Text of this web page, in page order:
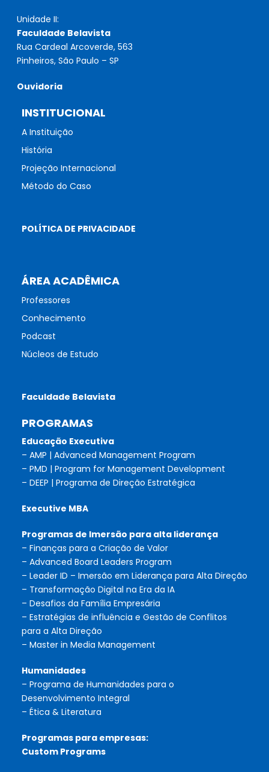
Unidade II:
Faculdade Belavista
Rua Cardeal Arcoverde, 563
Pinheiros, São Paulo – SP
Ouvidoria
INSTITUCIONAL
A Instituição
História
Projeção Internacional
Método do Caso
POLÍTICA DE PRIVACIDADE
ÁREA ACADÊMICA
Professores
Conhecimento
Podcast
Núcleos de Estudo
Faculdade Belavista
PROGRAMAS
Educação Executiva
– AMP | Advanced Management Program
– PMD | Program for Management Development
– DEEP | Programa de Direção Estratégica
Executive MBA
Programas de Imersão para alta liderança
– Finanças para a Criação de Valor
– Advanced Board Leaders Program
– Leader ID – Imersão em Liderança para Alta Direção
– Transformação Digital na Era da IA
– Desafios da Família Empresária
– Estratégias de influência e Gestão de Conflitos
para a Alta Direção
– Master in Media Management
Humanidades
– Programa de Humanidades para o
Desenvolvimento Integral
– Ética & Literatura
Programas para empresas:
Custom Programs